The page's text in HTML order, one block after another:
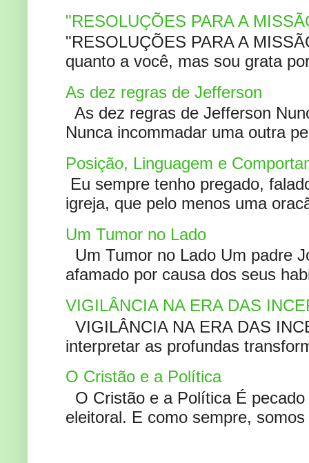
"RESOLUÇÕES PARA A
"RESOLUÇÕES PARA A
quanto a você, mas sou grata
As dez regras de Jefferson
As dez regras de Jefferson
Nunca incommadar uma outra
Posição, Linguagem e
Eu sempre tenho pregado,
igreja, que pelo menos uma
Um Tumor no Lado
Um Tumor no Lado Um padre
afamado por causa dos seus
VIGILÂNCIA NA ERA DAS
VIGILÂNCIA NA ERA DAS
interpretar as profundas
O Cristão e a Política
O Cristão e a Política É
eleitoral. E como sempre,